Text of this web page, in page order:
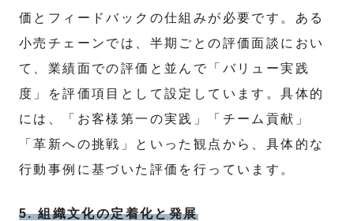
価とフィードバックの仕組みが必要です。ある
小売チェーンでは、半期ごとの評価面談におい
て、業績面での評価と並んで「バリュー実践
度」を評価項目として設定しています。具体的
には、「お客様第一の実践」「チーム貢献」
「革新への挑戦」といった観点から、具体的な
行動事例に基づいた評価を行っています。
5. 組織文化の定着化と発展